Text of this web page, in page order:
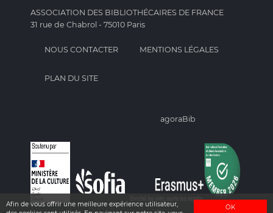
OK
Afin de vous offrir une meilleure expérience utilisateur,
ASSOCIATION DES BIBLIOTHÉCAIRES DE FRANCE
31 rue de Chabrol - 75010 Paris
NOUS CONTACTER MENTIONS LÉGALES
PLAN DU SITE
agoraBib